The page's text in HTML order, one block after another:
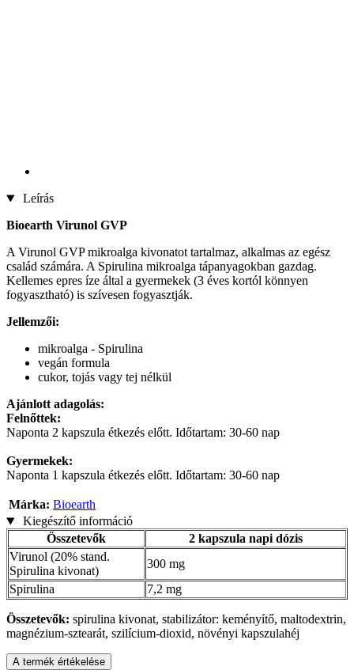
Leírás
Bioearth Virunol GVP
A Virunol GVP mikroalga kivonatot tartalmaz, alkalmas az egész
család számára. A Spirulina mikroalga tápanyagokban gazdag.
Kellemes epres íze által a gyermekek (3 éves kortól könnyen
fogyasztható) is szívesen fogyasztják.
Jellemzői:
mikroalga - Spirulina
vegán formula
cukor, tojás vagy tej nélkül
Ajánlott adagolás:
Felnőttek:
Naponta 2 kapszula étkezés előtt. Időtartam: 30-60 nap
Gyermekek:
Naponta 1 kapszula étkezés előtt. Időtartam: 30-60 nap
Márka: Bioearth
Kiegészítő információ
Összetevők
2 kapszula napi dózis
Virunol (20% stand.
Spirulina kivonat)
300 mg
Spirulina
7,2 mg
Összetevők: spirulina kivonat, stabilizátor: keményítő, maltodextrin,
magnézium-sztearát, szilícium-dioxid, növényi kapszulahéj
A termék értékelése